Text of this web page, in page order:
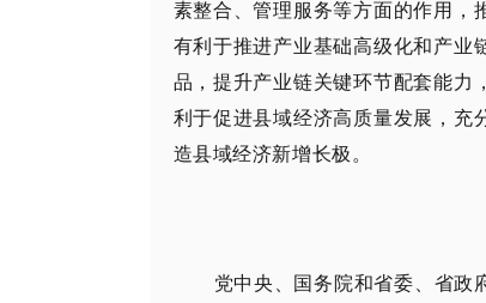
素整合、管理服务等方面的作用，
有利于推进产业基础高级化和产业
品，提升产业链关键环节配套能力
利于促进县域经济高质量发展，充
造县域经济新增长极。
党中央、国务院和省委、省政